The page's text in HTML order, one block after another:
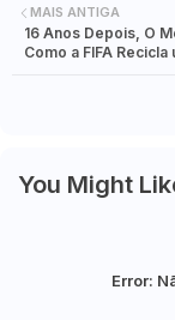
MAIS ANTIGA
16 Anos Depois, O
Como a FIFA Recicla
You Might
Error: